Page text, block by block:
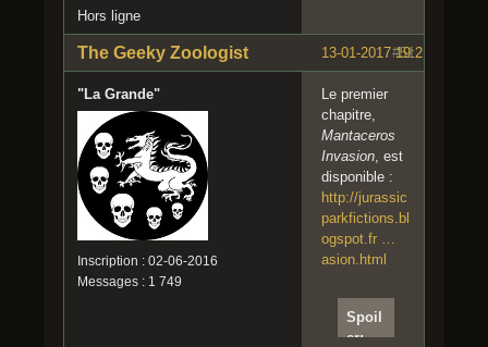
Hors ligne
#51
13-01-2017 19:21:17
The Geeky Zoologist
"La Grande"
Inscription : 02-06-2016
Messages : 1 749
Le premier
chapitre,
Mantaceros
Invasion , est
disponible :
http://jurassic
parkfictions.bl
ogspot.fr …
asion.html
Spoil
er: